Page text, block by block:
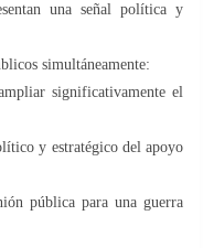
una señal política y
simultáneamente:
significativamente el
y estratégico del apoyo
pública para una guerra